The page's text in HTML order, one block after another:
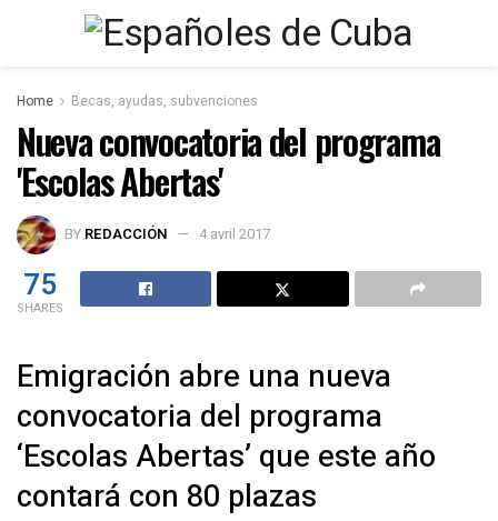
Home Becas, ayudas, subvenciones
Nueva convocatoria del programa
'Escolas Abertas'
BY REDACCIÓN 4 avril 2017
75
SHARES
Emigración abre una nueva
convocatoria del programa
‘Escolas Abertas’ que este año
contará con 80 plazas